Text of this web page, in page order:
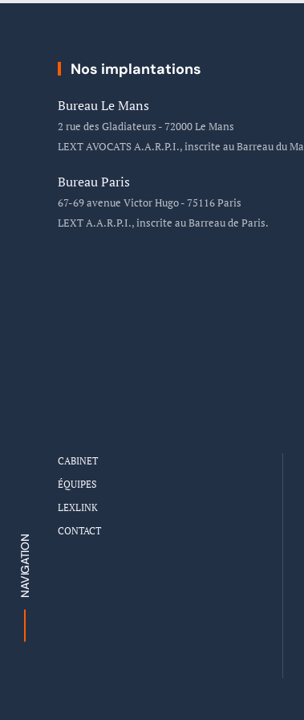
Nos implantations
Bureau Le Mans
2 rue des Gladiateurs - 72000 Le Mans
LEXT AVOCATS A.A.R.P.I., inscrite au Barreau du
Bureau Paris
67-69 avenue Victor Hugo - 75116 Paris
LEXT A.A.R.P.I., inscrite au Barreau de Paris.
CABINET
ÉQUIPES
LEXLINK
CONTACT
NAVIGATION